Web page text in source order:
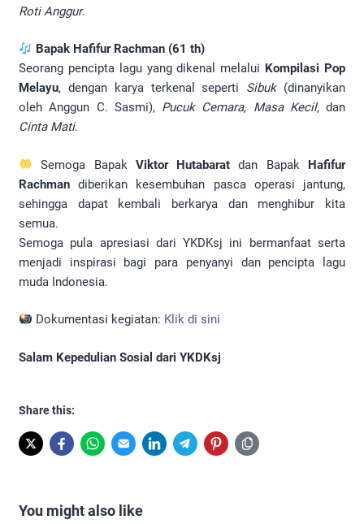
Roti Anggur.
Bapak Hafifur Rachman (61 th)
Seorang pencipta lagu yang dikenal melalui Kompilasi Pop
Melayu, dengan karya terkenal seperti Sibuk(dinanyikan
oleh Anggun C. Sasmi), Pucuk Cemara, Masa Kecil, dan
Cinta Mati.
Semoga Bapak Viktor Hutabarat dan Bapak Hafifur
Rachman diberikan kesembuhan pasca operasi jantung,
sehingga dapat kembali berkarya dan menghibur kita
semua.
Semoga pula apresiasi dari YKDKsj ini bermanfaat serta
menjadi inspirasi bagi para penyanyi dan pencipta lagu
muda Indonesia.
Dokumentasi kegiatan: Klik di sini
Salam Kepedulian Sosial dari YKDKsj
Share this:
You might also like